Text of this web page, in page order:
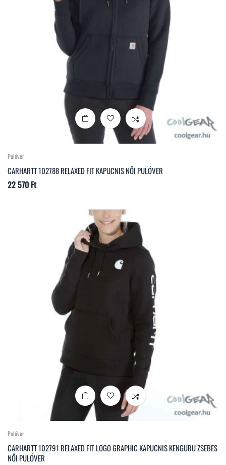
Pulóver
CARHARTT 102788 RELAXED FIT KAPUCNIS NŐI PULÓVER
Ár
22 570 Ft
Pulóver
CARHARTT 102791 RELAXED FIT LOGO GRAPHIC KAPUCNIS KENGURU ZSEBES
NŐI PULÓVER